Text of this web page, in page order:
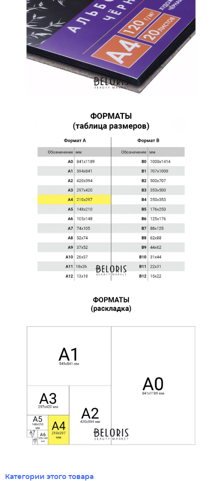
Категории этого товара